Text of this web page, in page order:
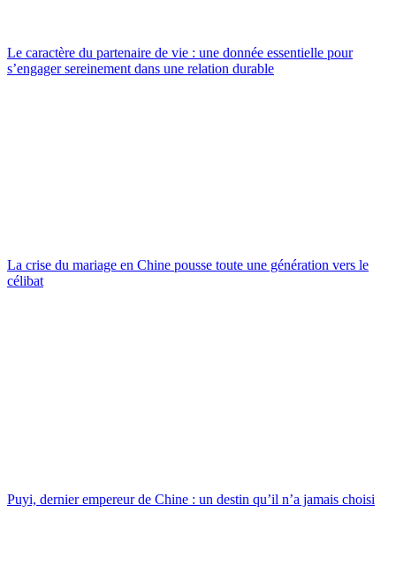
Le caractère du partenaire de vie : une donnée essentielle pour
s’engager sereinement dans une relation durable
La crise du mariage en Chine pousse toute une génération vers le
célibat
Puyi, dernier empereur de Chine : un destin qu’il n’a jamais choisi